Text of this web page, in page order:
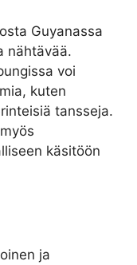
Guyanassa
nähtävää.
voi
kuten
tansseja.
käsitöön
ja